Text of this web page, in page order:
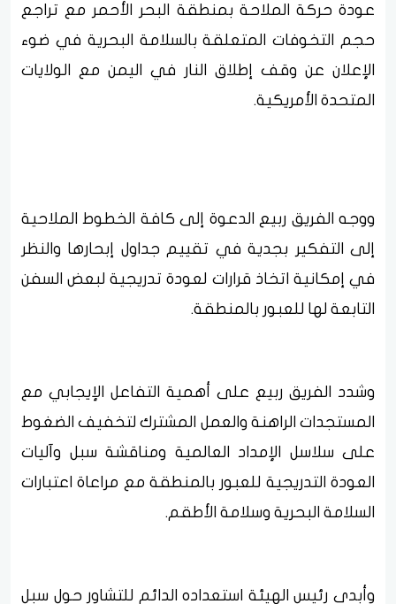
عودة حركة الملاحة بمنطقة البحر الأحمر مع تراجع
حجم التخوفات المتعلقة بالسلامة البحرية في ضوء
الإعلان عن وقف إطلاق النار في اليمن مع الولايات
المتحدة الأمريكية.
ووجه الفريق ربيع الدعوة إلى كافة الخطوط الملاحية
إلى التفكير بجدية في تقييم جداول إبحارها والنظر
في إمكانية اتخاذ قرارات لعودة تدريجية لبعض السفن
التابعة لها للعبور بالمنطقة.
وشدد الفريق ربيع على أهمية التفاعل الإيجابي مع
المستجدات الراهنة والعمل المشترك لتخفيف الضغوط
على سلاسل الإمداد العالمية ومناقشة سبل وآليات
العودة التدريجية للعبور بالمنطقة مع مراعاة اعتبارات
السلامة البحرية وسلامة الأطقم.
وأبدى رئيس الهيئة استعداده الدائم للتشاور حول سبل